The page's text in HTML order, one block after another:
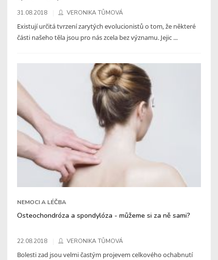
31.08.2018 VERONIKA TŮMOVÁ
Existují určitá tvrzení zarytých evolucionistů o tom, že některé
části našeho těla jsou pro nás zcela bez významu. Jejic ...
NEMOCI A LÉČBA
Osteochondróza a spondylóza - můžeme si za ně sami?
22.08.2018 VERONIKA TŮMOVÁ
Bolesti zad jsou velmi častým projevem celkového ochabnutí